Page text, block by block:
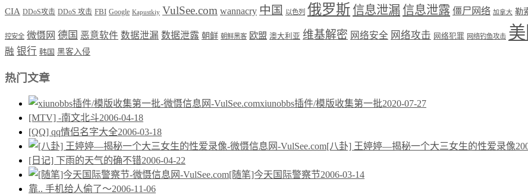
CIA DDoS攻击 DDoS 攻击 FBI Google Kapustkiy VulSee.com wannacry 中国 以色列 俄罗斯信息泄漏信息泄露 僵尸网络 加拿大 勒
控安全 微慑网 德国 恶意软件 数据泄漏 数据泄露 朝鲜 朝鲜黑客 欧盟 澳大利亚 维基解密 网络安全 网络攻击 网络犯罪 网络钓鱼攻击 美
融 银行 韩国 黑客入侵
热门文章
xiunobbs插件/模版收集第一批2020-07-27
[MTV] -南文北斗2006-04-18
[QQ] qq情侣名字大全2006-03-18
[八卦] 王婷婷—揭秘一个大三女生的性爱录像
[日记] 下雨的天气的确不错2006-04-22
[随笔]今天国际警察节2006-03-14
靠.. 手机给人偷了～2006-11-06